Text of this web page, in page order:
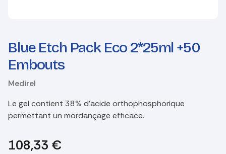
Blue Etch Pack Eco 2*25ml +50
Embouts
Medirel
Le gel contient 38% d'acide orthophosphorique
permettant un mordançage efficace.
108,33 €